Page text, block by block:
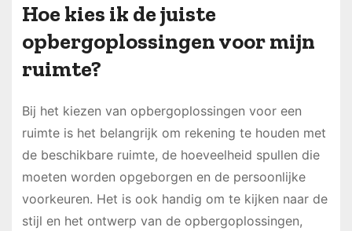
Hoe kies ik de juiste
opbergoplossingen voor mijn
ruimte?
Bij het kiezen van opbergoplossingen voor een
ruimte is het belangrijk om rekening te houden met
de beschikbare ruimte, de hoeveelheid spullen die
moeten worden opgeborgen en de persoonlijke
voorkeuren. Het is ook handig om te kijken naar de
stijl en het ontwerp van de opbergoplossingen,